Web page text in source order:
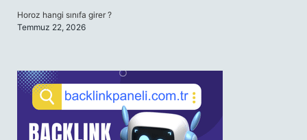
Horoz hangi sınıfa girer ?
Temmuz 22, 2026